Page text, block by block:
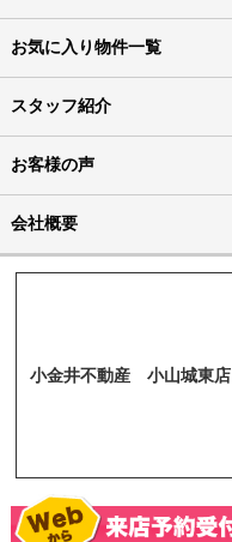
お気に入り物件一覧
スタッフ紹介
お客様の声
会社概要
小金井不動産 小山城東店